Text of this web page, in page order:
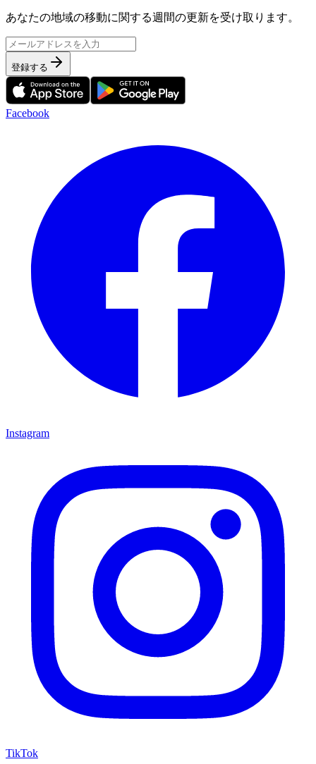
あなたの地域の移動に関する週間の更新を受け取ります。
登録する
Facebook
Instagram
TikTok